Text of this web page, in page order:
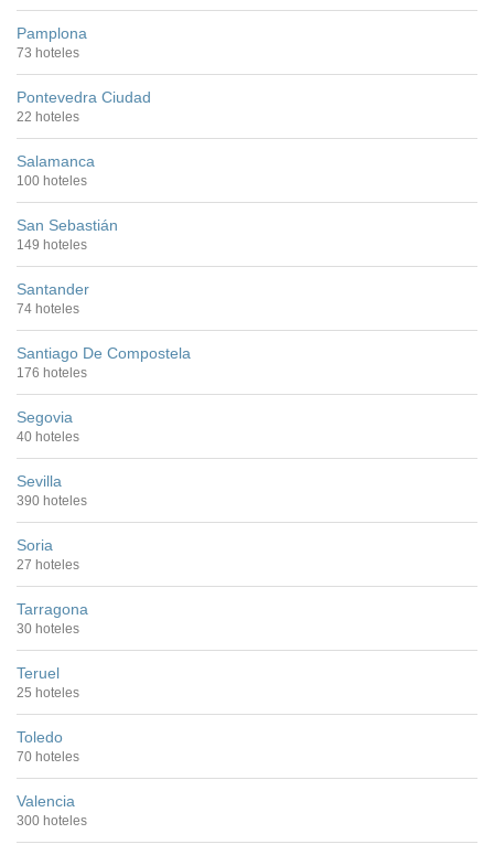
Pamplona
73 hoteles
Pontevedra Ciudad
22 hoteles
Salamanca
100 hoteles
San Sebastián
149 hoteles
Santander
74 hoteles
Santiago De Compostela
176 hoteles
Segovia
40 hoteles
Sevilla
390 hoteles
Soria
27 hoteles
Tarragona
30 hoteles
Teruel
25 hoteles
Toledo
70 hoteles
Valencia
300 hoteles